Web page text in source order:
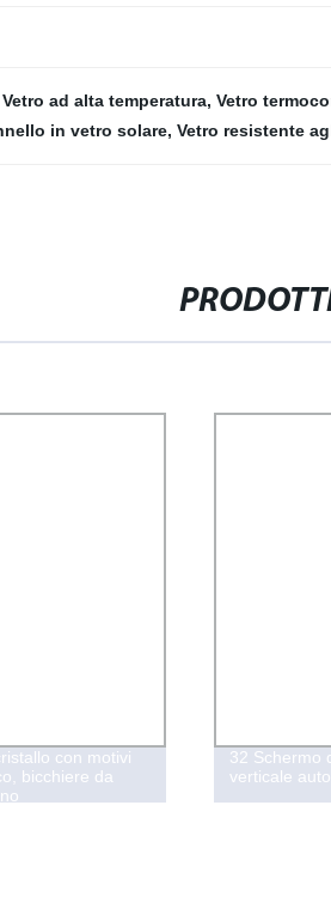
Vetro ad alta temperatura, Vetro
in vetro solare, Vetro resistente
con motivi
bicchiere da
32 Schermo
verticale